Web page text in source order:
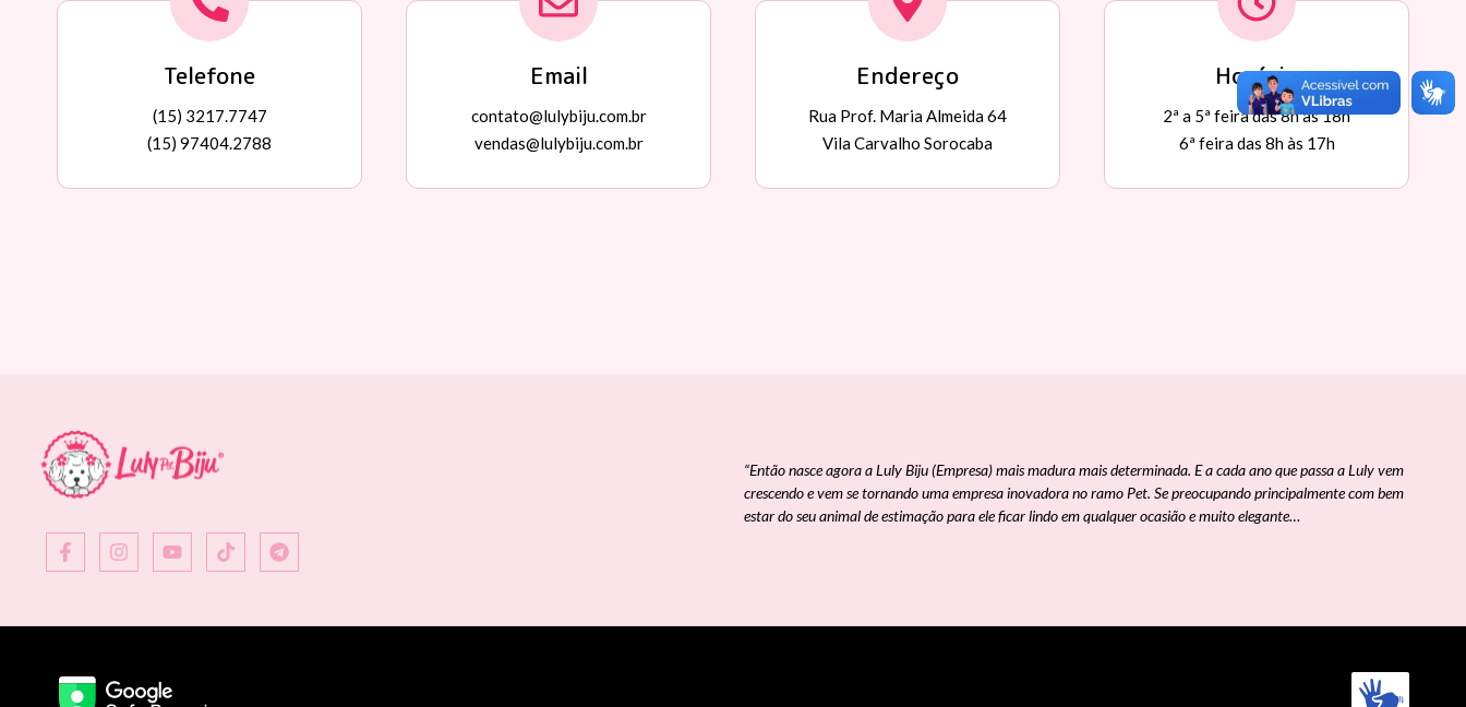
Telefone
(15) 3217.7747
(15) 97404.2788
Email
contato@lulybiju.com.br
vendas@lulybiju.com.br
Endereço
Rua Prof. Maria Almeida 64
Vila Carvalho Sorocaba
Horário
2ª a 5ª feira das 8h às 18h
6ª feira das 8h às 17h
“Então nasce agora a Luly Biju (Empresa) mais madura mais determinada. E a cada ano que passa a Luly vem
crescendo e vem se tornando uma empresa inovadora no ramo Pet. Se preocupando principalmente com bem
estar do seu animal de estimação para ele ficar lindo em qualquer ocasião e muito elegante…